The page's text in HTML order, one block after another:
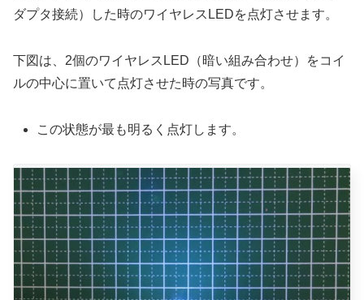
ダプタ接続）した時のワイヤレスLEDを点灯させます。
下図は、2個のワイヤレスLED（暗い組み合わせ）をコイ
ルの中心に置いて点灯させた時の写真です。
この状態が最も明るく点灯します。